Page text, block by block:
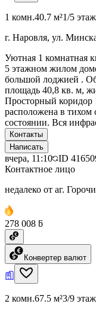
1 комн.40.7 м²1/5 этаж
г. Наровля, ул.
Уютная 1 комнатная
5 этажном жилом
большой лоджией .
площадь 40,8 кв. м,
Просторный коридор
расположена в
состоянии. Вся
Контакты
Написать
вчера, 11:10 ID
Контактное лицо
недалеко от аг.
278 008 ƃ
Конвертер валют
2 комн.67.5 м²3/9 этаж